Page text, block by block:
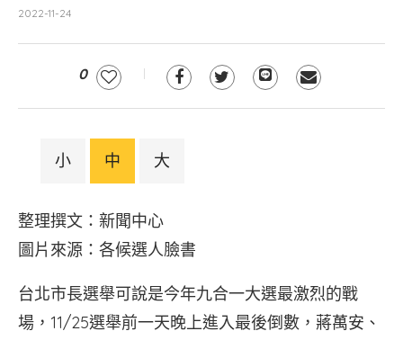
2022-11-24
0
小 中 大
整理撰文：新聞中心
圖片來源：各候選人臉書
台北市長選舉可說是今年九合一大選最激烈的戰
場，11/25選舉前一天晚上進入最後倒數，蔣萬安、